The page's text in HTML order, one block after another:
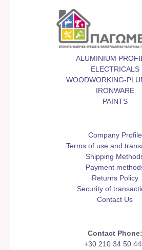
ALUMINIUM
ELECTRICALS
WOODWORKING-
IRONWARE
PAINTS
Company Profile
Terms of use and
Shipping
Payment
Returns Policy
Security of
Contact Us
Contact Phone:
+30 210 34 50